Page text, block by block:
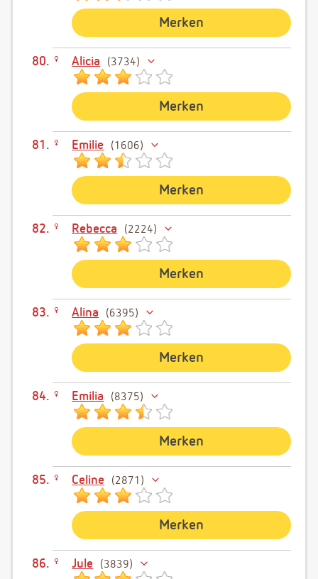
Merken
Alicia 3734
Merken
Emilie 1606
Merken
Rebecca 2224
Merken
Alina 6395
Merken
Emilia 8375
Merken
Celine 2871
Merken
Jule 3839